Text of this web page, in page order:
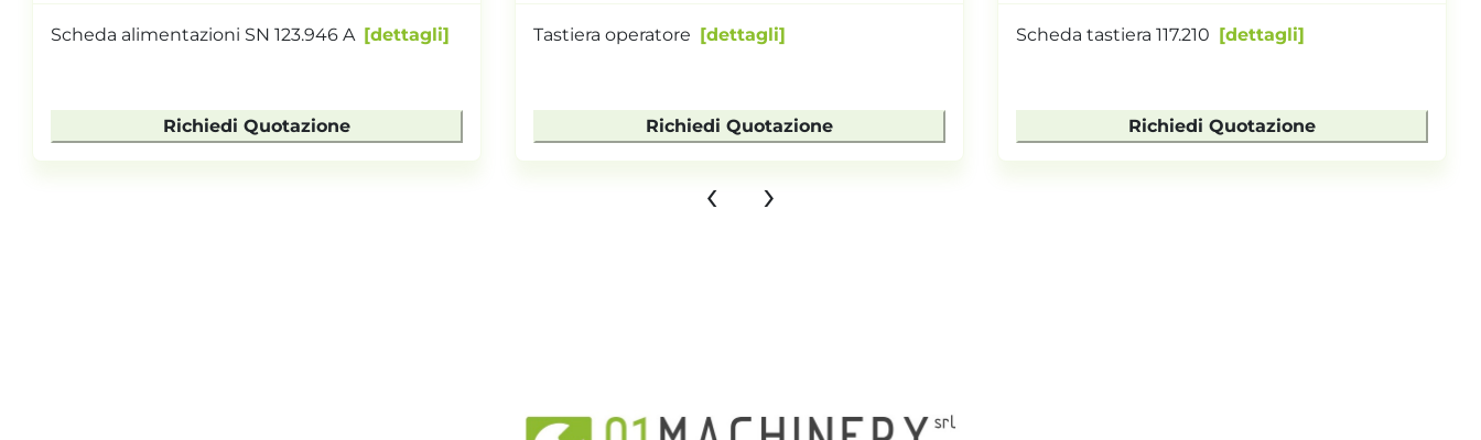
Scheda alimentazioni SN 123.946 A dettagli
Richiedi Quotazione
Tastiera operatore dettagli
Richiedi Quotazione
Scheda tastiera 117.210 dettagli
Richiedi Quotazione
‹ ›